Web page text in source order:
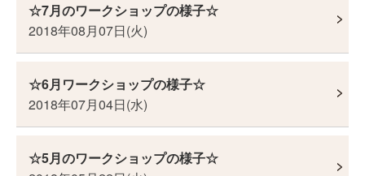
☆7月のワークショップの様子☆
2018年08月07日(火)
☆6月ワークショップの様子☆
2018年07月04日(水)
☆5月のワークショップの様子☆